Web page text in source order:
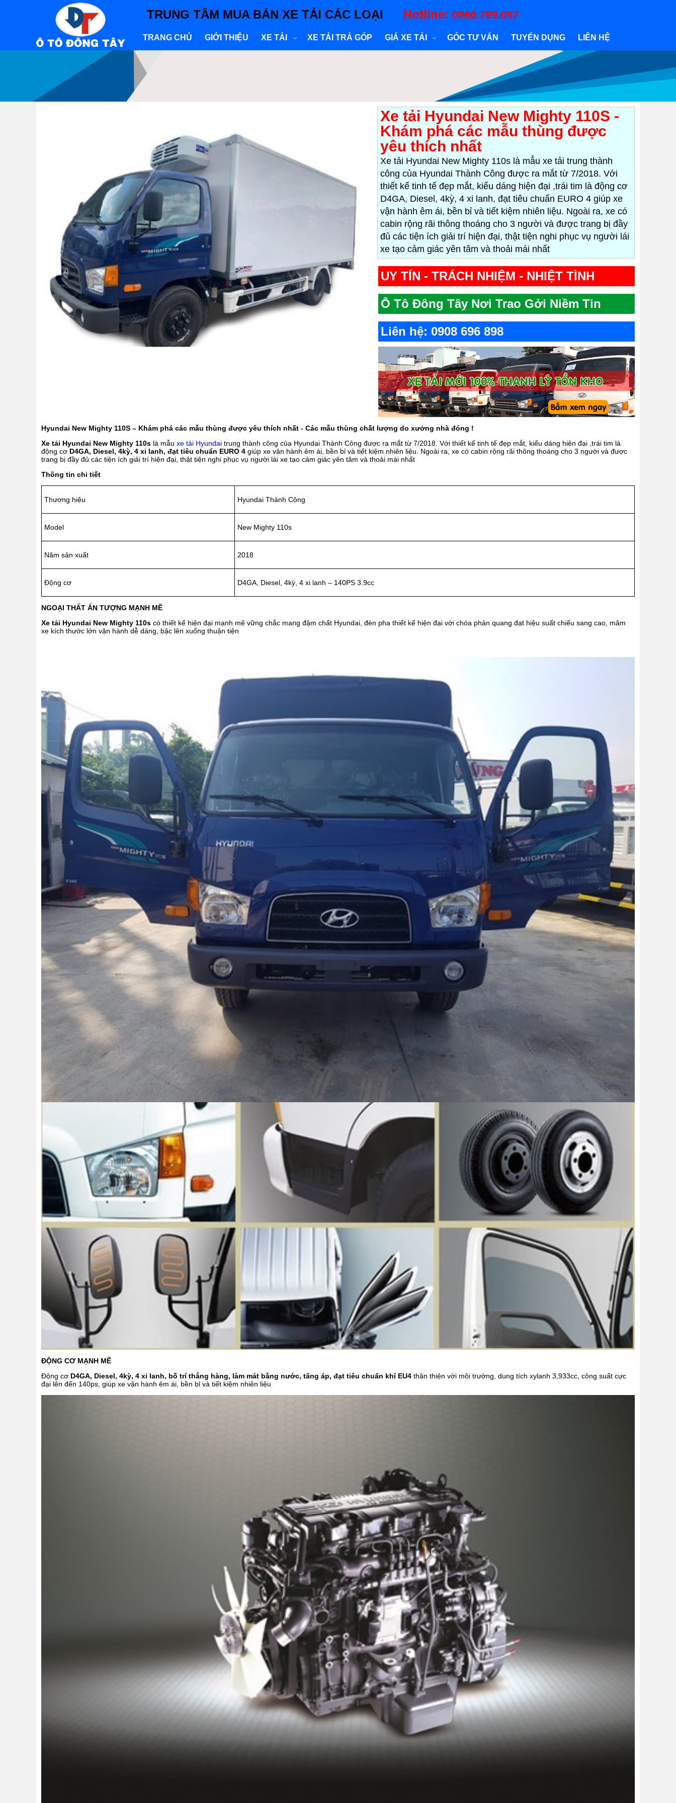
TRUNG TÂM MUA BÁN XE TẢI CÁC LOẠI Hotline: 0966.799.097
TRANG CHỦ GIỚI THIỆU XE TẢI XE TẢI TRẢ GÓP GIÁ XE TẢI GÓC TƯ VẤN TUYỂN DỤNG LIÊN HỆ
Xe tải Hyundai New Mighty 110S -
Khám phá các mẫu thùng được
yêu thích nhất
Xe tải Hyundai New Mighty 110s là mẫu xe tải trung thành
công của Hyundai Thành Công được ra mắt từ 7/2018. Với
thiết kế tinh tế đẹp mắt, kiểu dáng hiện đại ,trái tim là động cơ
D4GA, Diesel, 4kỳ, 4 xi lanh, đạt tiêu chuẩn EURO 4 giúp xe
vận hành êm ái, bền bỉ và tiết kiệm nhiên liệu. Ngoài ra, xe có
cabin rộng rãi thông thoáng cho 3 người và được trang bị đầy
đủ các tiện ích giải trí hiện đại, thật tiện nghi phục vụ người lái
xe tạo cảm giác yên tâm và thoải mái nhất
UY TÍN - TRÁCH NHIỆM - NHIỆT TÌNH
Ô Tô Đông Tây Nơi Trao Gởi Niềm Tin
Liên hệ: 0908 696 898
Hyundai New Mighty 110S – Khám phá các mẫu thùng được yêu thích nhất - Các mẫu thùng chất lượng do xưởng nhà đóng !
Xe tải Hyundai New Mighty 110s là mẫu xe tải Hyundai trung thành công của Hyundai Thành Công được ra mắt từ 7/2018. Với thiết kế tinh tế đẹp mắt, kiểu dáng hiện đại ,trái tim là
động cơ D4GA, Diesel, 4kỳ, 4 xi lanh, đạt tiêu chuẩn EURO 4 giúp xe vận hành êm ái, bền bỉ và tiết kiệm nhiên liệu. Ngoài ra, xe có cabin rộng rãi thông thoáng cho 3 người và được
trang bị đầy đủ các tiện ích giải trí hiện đại, thật tiện nghi phục vụ người lái xe tạo cảm giác yên tâm và thoải mái nhất
Thông tin chi tiết
Thương hiệu Hyundai Thành Công
Model New Mighty 110s
Năm sản xuất 2018
Động cơ D4GA, Diesel, 4kỳ, 4 xi lanh – 140PS 3.9cc
NGOẠI THẤT ẤN TƯỢNG MẠNH MẼ
Xe tải Hyundai New Mighty 110s có thiết kế hiện đại mạnh mẽ vững chắc mang đậm chất Hyundai, đèn pha thiết kế hiện đại với chóa phản quang đạt hiệu suất chiếu sang cao, mâm
xe kích thước lớn vận hành dễ dàng, bậc lên xuống thuận tiện
ĐỘNG CƠ MẠNH MẼ
Động cơ D4GA, Diesel, 4kỳ, 4 xi lanh, bố trí thẳng hàng, làm mát bằng nước, tăng áp, đạt tiêu chuẩn khí EU4 thân thiện với môi trường, dung tích xylanh 3,933cc, công suất cực
đại lên đến 140ps, giúp xe vận hành êm ái, bền bỉ và tiết kiệm nhiên liệu